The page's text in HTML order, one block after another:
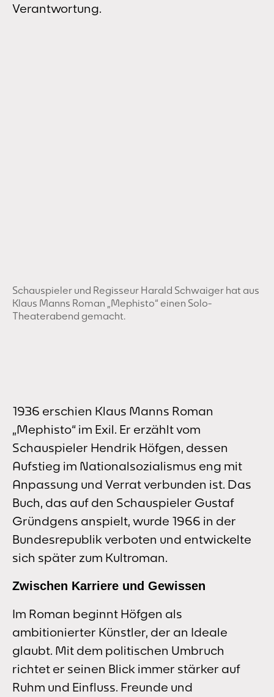
Verantwortung.
Schauspieler und Regisseur Harald Schwaiger hat aus
Klaus Manns Roman „Mephisto“ einen Solo-
Theaterabend gemacht.
1936 erschien Klaus Manns Roman
„Mephisto“ im Exil. Er erzählt vom
Schauspieler Hendrik Höfgen, dessen
Aufstieg im Nationalsozialismus eng mit
Anpassung und Verrat verbunden ist. Das
Buch, das auf den Schauspieler Gustaf
Gründgens anspielt, wurde 1966 in der
Bundesrepublik verboten und entwickelte
sich später zum Kultroman.
Zwischen Karriere und Gewissen
Im Roman beginnt Höfgen als
ambitionierter Künstler, der an Ideale
glaubt. Mit dem politischen Umbruch
richtet er seinen Blick immer stärker auf
Ruhm und Einfluss. Freunde und